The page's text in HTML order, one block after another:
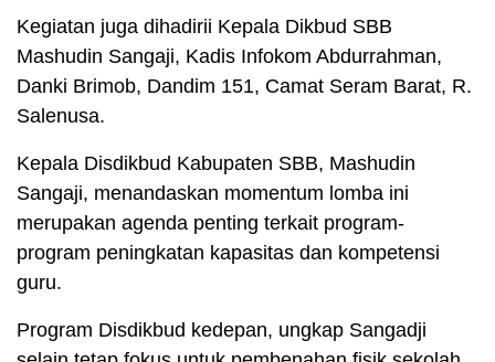
Kegiatan juga dihadirii Kepala Dikbud SBB
Mashudin Sangaji, Kadis Infokom Abdurrahman,
Danki Brimob, Dandim 151, Camat Seram Barat, R.
Salenusa.
Kepala Disdikbud Kabupaten SBB, Mashudin
Sangaji, menandaskan momentum lomba ini
merupakan agenda penting terkait program-
program peningkatan kapasitas dan kompetensi
guru.
Program Disdikbud kedepan, ungkap Sangadji